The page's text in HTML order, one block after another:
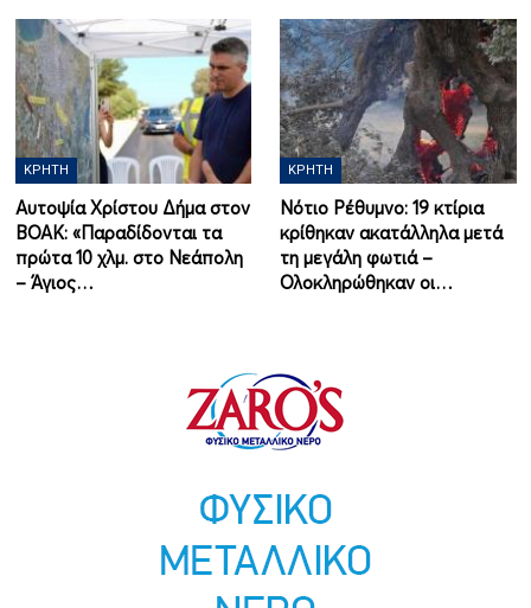
ΚΡΉΤΗ
Αυτοψία Χρίστου Δήμα στον
ΒΟΑΚ: «Παραδίδονται τα
πρώτα 10 χλμ. στο Νεάπολη
– Άγιος…
ΚΡΉΤΗ
Νότιο Ρέθυμνο: 19 κτίρια
κρίθηκαν ακατάλληλα μετά
τη μεγάλη φωτιά –
Ολοκληρώθηκαν οι…